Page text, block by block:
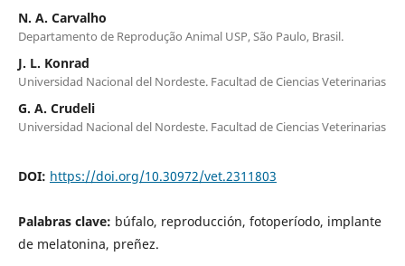
N. A. Carvalho
Departamento de Reprodução Animal USP, São Paulo, Brasil.
J. L. Konrad
Universidad Nacional del Nordeste. Facultad de Ciencias Veterinarias
G. A. Crudeli
Universidad Nacional del Nordeste. Facultad de Ciencias Veterinarias
DOI: https://doi.org/10.30972/vet.2311803
Palabras clave: búfalo, reproducción, fotoperíodo, implante
de melatonina, preñez.